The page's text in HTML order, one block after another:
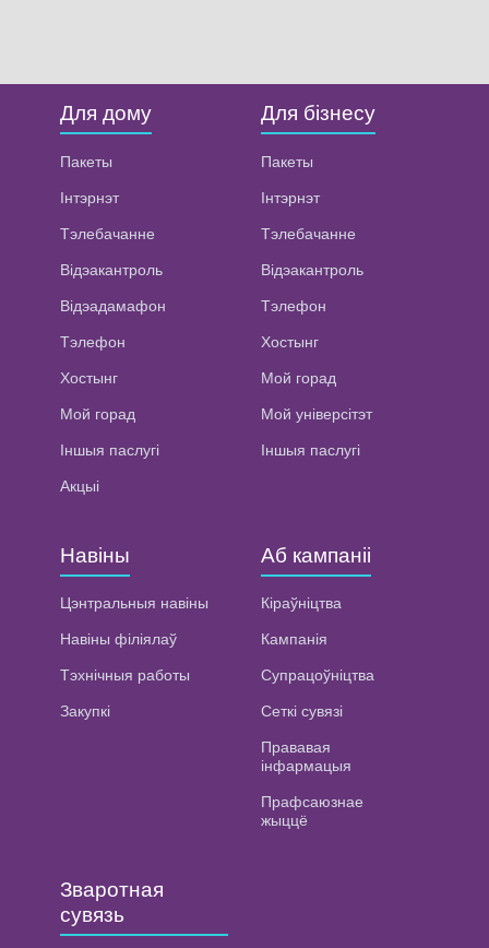
Для дому
Пакеты
Інтэрнэт
Тэлебачанне
Відэакантроль
Відэадамафон
Тэлефон
Хостынг
Мой горад
Іншыя паслугі
Акцыі
Для бізнесу
Пакеты
Інтэрнэт
Тэлебачанне
Відэакантроль
Тэлефон
Хостынг
Мой горад
Мой універсітэт
Іншыя паслугі
Навіны
Цэнтральныя навіны
Навіны філіялаў
Тэхнічныя работы
Закупкі
Аб кампаніі
Кіраўніцтва
Кампанія
Супрацоўніцтва
Сеткі сувязі
Прававая
інфармацыя
Прафсаюзнае
жыццё
Зваротная
сувязь